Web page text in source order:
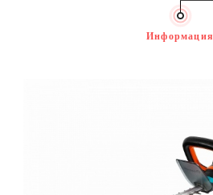
Информация